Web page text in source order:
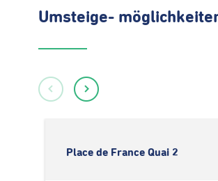
Umsteige-
Place de France Quai 2